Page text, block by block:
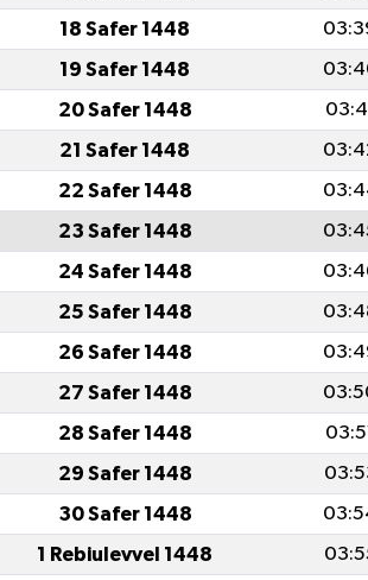
18 Safer 1448
19 Safer 1448
20 Safer 1448
21 Safer 1448
22 Safer 1448
23 Safer 1448
24 Safer 1448
25 Safer 1448
26 Safer 1448
27 Safer 1448
28 Safer 1448
29 Safer 1448
30 Safer 1448
1 Rebiulevvel 1448